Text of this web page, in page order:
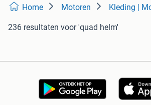
Home Motoren Kleding |
236 resultaten voor 'quad helm'